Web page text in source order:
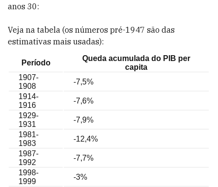
anos 30:
Veja na tabela (os números pré-1947 são das
estimativas mais usadas):
Período
Queda acumulada do PIB per
capita
1907-
1908
-7,5%
1914-
1916
-7,6%
1929-
1931
-7,9%
1981-
1983
-12,4%
1987-
1992
-7,7%
1998-
1999
-3%